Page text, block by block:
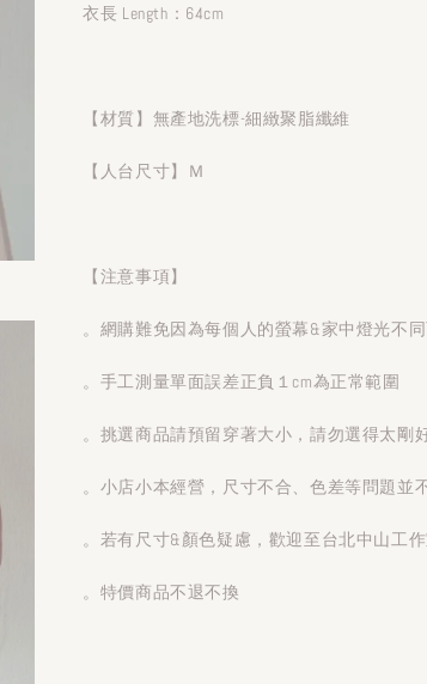
衣長 Length：64cm
【材質】無產地洗標-細緻聚脂纖維
【人台尺寸】Ｍ
【注意事項】
。網購難免因為每個人的螢幕&家中燈光不
。手工測量單面誤差正負１cm為正常範圍
。挑選商品請預留穿著大小，請勿選得太剛
。小店小本經營，尺寸不合、色差等問題並
。若有尺寸&顏色疑慮，歡迎至台北中山工
。特價商品不退不換